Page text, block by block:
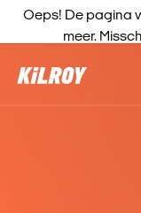
Oeps! De pagina
meer.